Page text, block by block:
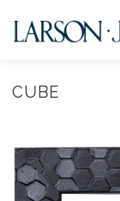
NEWS
取扱店リスト
CUBE